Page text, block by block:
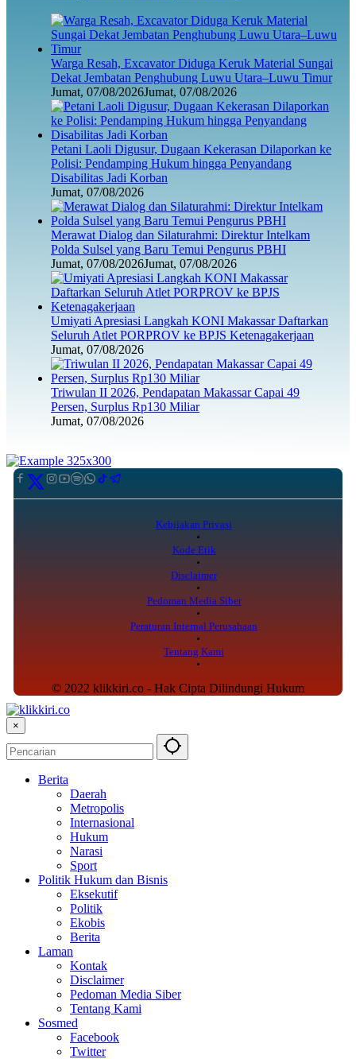
Warga Resah, Excavator Diduga Keruk Material Sungai
Dekat Jembatan Penghubung Luwu Utara–Luwu Timur
Jumat, 07/08/2026Jumat, 07/08/2026
Petani Laoli Digusur, Dugaan Kekerasan Dilaporkan ke
Polisi: Pendamping Hukum hingga Penyandang
Disabilitas Jadi Korban
Jumat, 07/08/2026
Merawat Dialog dan Silaturahmi: Direktur Intelkam
Polda Sulsel yang Baru Temui Pengurus PBHI
Jumat, 07/08/2026Jumat, 07/08/2026
Umiyati Apresiasi Langkah KONI Makassar Daftarkan
Seluruh Atlet PORPROV ke BPJS Ketenagakerjaan
Jumat, 07/08/2026
Triwulan II 2026, Pendapatan Makassar Capai 49
Persen, Surplus Rp130 Miliar
Jumat, 07/08/2026
Kebijakan Privasi
Kode Etik
Disclaimer
Pedoman Media Siber
Peraturan Internal Perusahaan
Tentang Kami
© 2022 klikkiri.co - Hak Cipta Dilindungi Hukum
×
Berita
Daerah
Metropolis
Internasional
Hukum
Narasi
Sport
Politik Hukum dan Bisnis
Eksekutif
Politik
Ekobis
Berita
Laman
Kontak
Disclaimer
Pedoman Media Siber
Tentang Kami
Sosmed
Facebook
Twitter